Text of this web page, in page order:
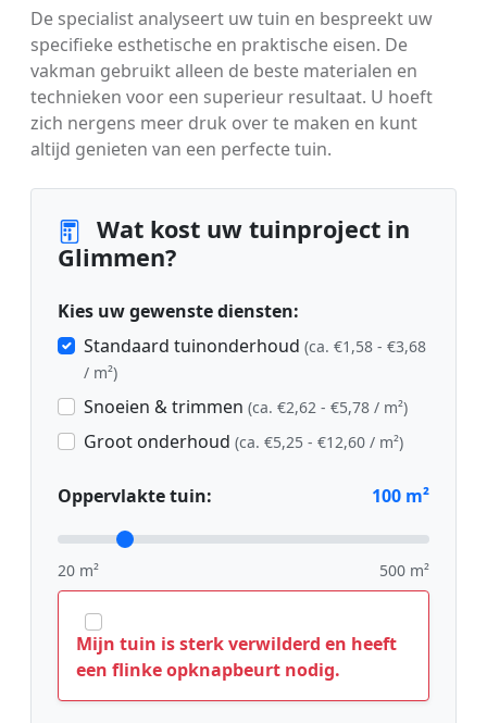
De specialist analyseert uw tuin en bespreekt uw
specifieke esthetische en praktische eisen. De
vakman gebruikt alleen de beste materialen en
technieken voor een superieur resultaat. U hoeft
zich nergens meer druk over te maken en kunt
altijd genieten van een perfecte tuin.
Wat kost uw tuinproject in
Glimmen?
Kies uw gewenste diensten:
Standaard tuinonderhoud (ca. €1,58 - €3,68
/ m²)
Snoeien & trimmen (ca. €2,62 - €5,78 / m²)
Groot onderhoud (ca. €5,25 - €12,60 / m²)
Oppervlakte tuin: 100 m²
20 m² 500 m²
Mijn tuin is sterk verwilderd en heeft
een flinke opknapbeurt nodig.